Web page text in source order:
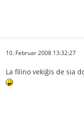
10. Februar 2008 13:32:27
La filino vekiĝis de sia